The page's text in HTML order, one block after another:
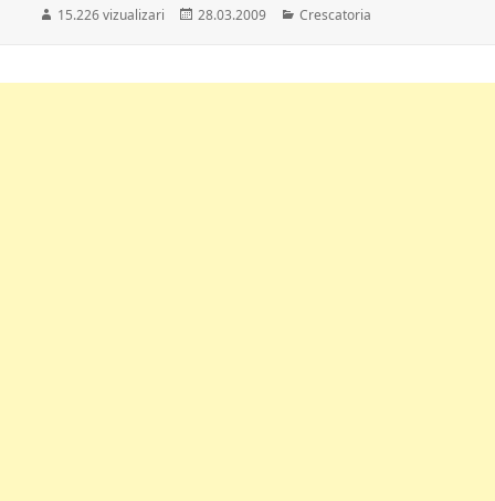
15.226 vizualizari
Publicat
28.03.2009 Categorii
Crescatoria